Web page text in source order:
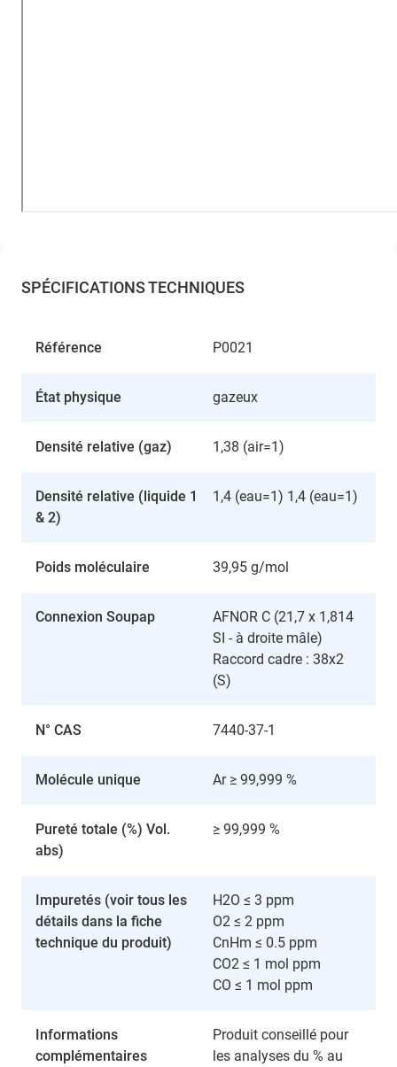
SPÉCIFICATIONS TECHNIQUES
Référence P0021
État physique gazeux
Densité relative (gaz) 1,38 (air=1)
Densité relative (liquide 1
& 2)
1,4 (eau=1) 1,4 (eau=1)
Poids moléculaire 39,95 g/mol
Connexion Soupap
AFNOR C (21,7 x 1,814
SI - à droite mâle)
Raccord cadre : 38x2
(S)
N° CAS 7440-37-1
Molécule unique Ar ≥ 99,999 %
Pureté totale (%) Vol.
abs)
≥ 99,999 %
Impuretés (voir tous les
détails dans la fiche
technique du produit)
H2O ≤ 3 ppm
O2 ≤ 2 ppm
CnHm ≤ 0.5 ppm
CO2 ≤ 1 mol ppm
CO ≤ 1 mol ppm
Informations
complémentaires
Produit conseillé pour
les analyses du % au